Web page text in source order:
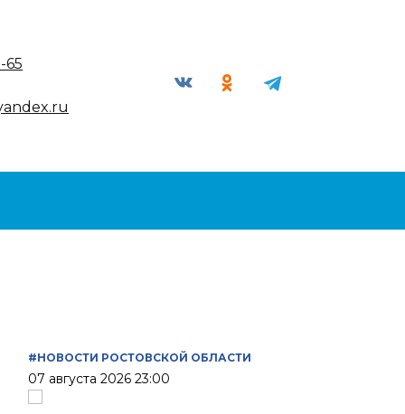
65
#НОВОСТИ РОСТОВСКОЙ ОБЛАСТИ
07 августа 2026 23:00